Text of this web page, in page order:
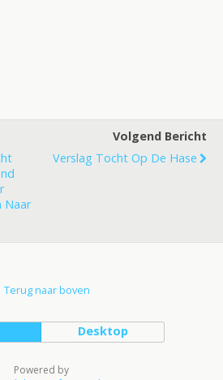
Naar
Volgend Bericht
Verslag Tocht Op De Hase
Terug naar boven
Desktop
Powered by